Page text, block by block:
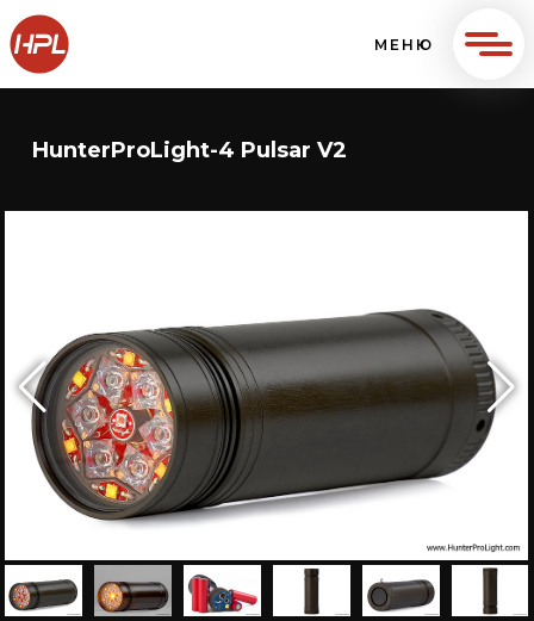
МЕНЮ
HunterProLight-4 Pulsar V2